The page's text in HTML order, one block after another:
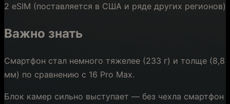
2 eSIM (поставляется в США и ряде других регионов)
Важно знать
Смартфон стал немного тяжелее (233 г) и толще (8,8
мм) по сравнению с 16 Pro Max.
Блок камер сильно выступает — без чехла смартфон